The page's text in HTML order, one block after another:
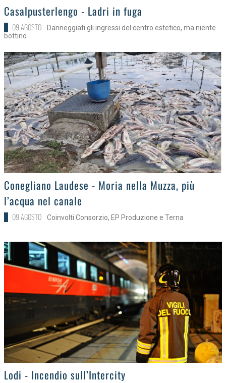
>
Casalpusterlengo - Ladri in fuga
09 AGOSTO
Danneggiati gli ingressi del centro estetico, ma niente
bottino
>
Conegliano Laudese - Moria nella Muzza, più
l’acqua nel canale
09 AGOSTO Coinvolti Consorzio, EP Produzione e Terna
>Lodi - Incendio sull’Intercity